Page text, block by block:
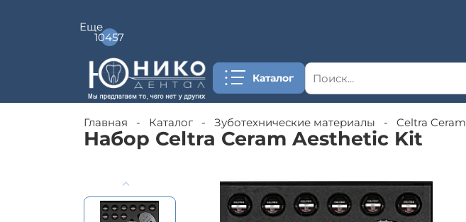
••• Каталог
Главная - Каталог - Зуботехнические материалы - Celtra Ceram
Набор Celtra Ceram Aesthetic Kit